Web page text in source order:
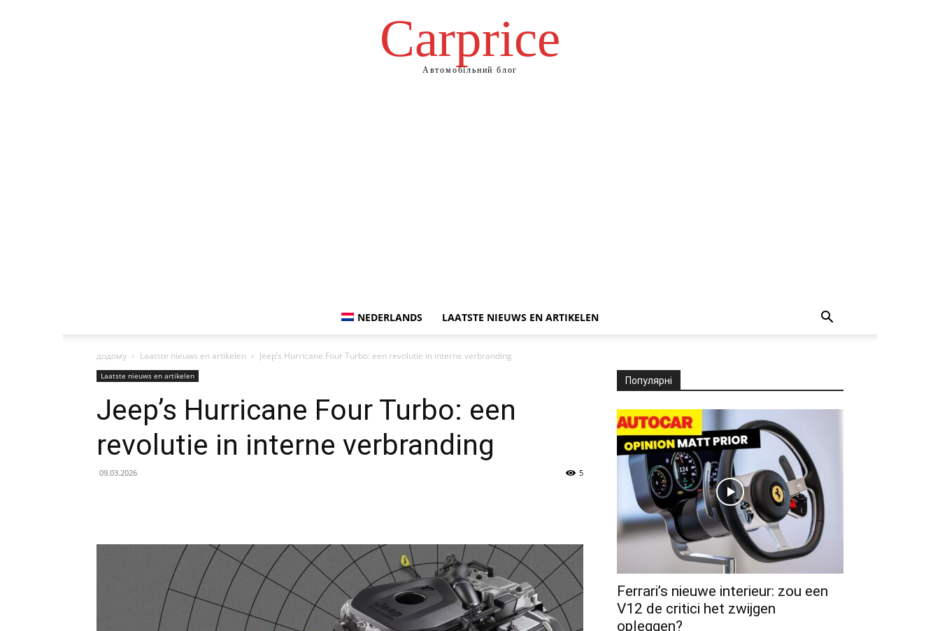
Сarprice
Автомобільний блог
NEDERLANDS LAATSTE NIEUWS EN ARTIKELEN
додому Laatste nieuws en artikelen Jeep’s Hurricane Four Turbo: een revolutie in interne verbranding
Laatste nieuws en artikelen
Jeep’s Hurricane Four Turbo: een
revolutie in interne verbranding
09.03.2026 5
Популярні
Ferrari’s nieuwe interieur: zou een
V12 de critici het zwijgen
opleggen?